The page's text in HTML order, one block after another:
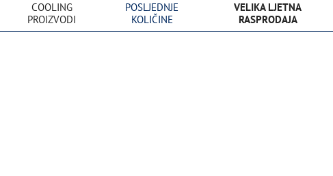
COOLING
PROIZVODI
POSLJEDNJE
KOLIČINE
VELIKA LJETNA
RASPRODAJA